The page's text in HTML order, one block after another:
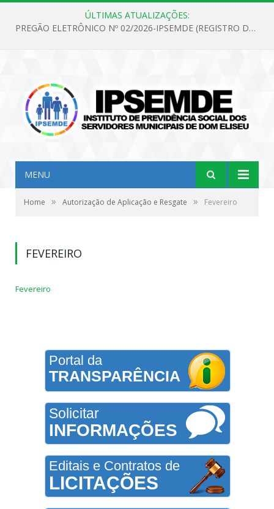
ÚLTIMAS ATUALIZAÇÕES:
PREGÃO ELETRÔNICO Nº 02/2026-IPSEMDE (REGISTRO DE PREÇOS PARA FUTURA E EVENTUAL AQUISIÇÃO DE MATERIAL DE LIMPEZA E GÊNEROS ALIMENTÍCIOS PARA ATENDER AS NECESSIDADES DO INSTITUTO DE PREVIDÊNCIA SOCIAL DOS SERVIDORES MUNICIPAIS DE DOM ELISEU.)
MENU
Home » Autorização de Aplicação e Resgate » Fevereiro
FEVEREIRO
Fevereiro
Portal da
TRANSPARÊNCIA
Solicitar
INFORMAÇÕES
Editais e Contratos de
LICITAÇÕES